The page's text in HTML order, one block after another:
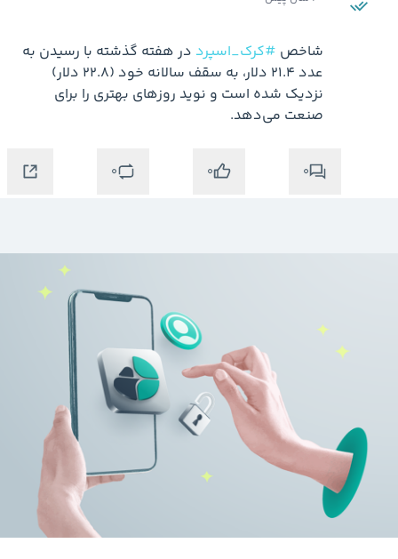
شاخص #کرک_اسپرد
صنعت می‌دهد.
0
0
0